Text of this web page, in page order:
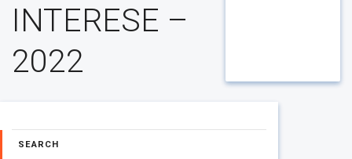
INTERESE –
2022
SEARCH